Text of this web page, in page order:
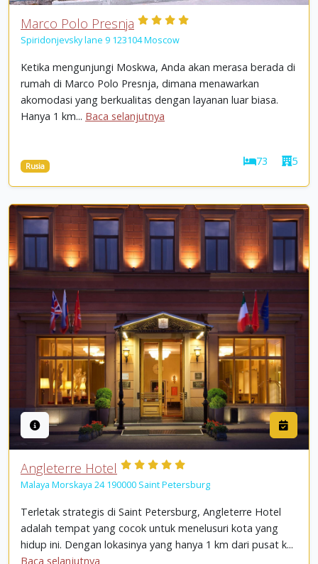
Marco Polo Presnja
Spiridonjevsky lane 9 123104 Moscow
Ketika mengunjungi Moskwa, Anda akan merasa berada di
rumah di Marco Polo Presnja, dimana menawarkan
akomodasi yang berkualitas dengan layanan luar biasa.
Hanya 1 km... Baca selanjutnya
Rusia 73 5
Angleterre Hotel
Malaya Morskaya 24 190000 Saint Petersburg
Terletak strategis di Saint Petersburg, Angleterre Hotel
adalah tempat yang cocok untuk menelusuri kota yang
hidup ini. Dengan lokasinya yang hanya 1 km dari pusat k...
Baca selanjutnya